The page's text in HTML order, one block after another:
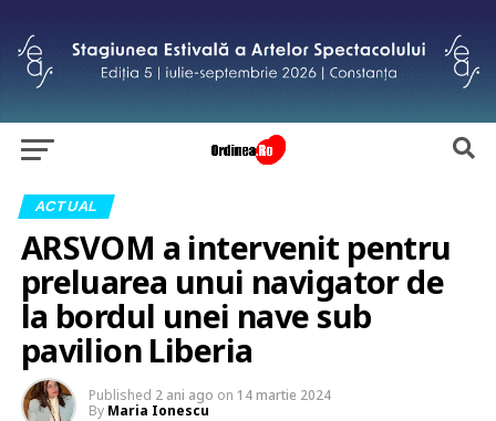
ACTUAL
ARSVOM a intervenit pentru
preluarea unui navigator de
la bordul unei nave sub
pavilion Liberia
Published 2 ani ago on 14 martie 2024
By Maria Ionescu